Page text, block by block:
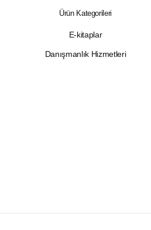
Ürün Kategorileri
E-kitaplar
Danışmanlık Hizmetleri